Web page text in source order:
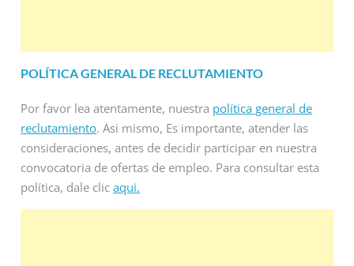
POLÍTICA GENERAL DE RECLUTAMIENTO
Por favor lea atentamente, nuestra política general de
reclutamiento. Asi mismo, Es importante, atender las
consideraciones, antes de decidir participar en nuestra
convocatoria de ofertas de empleo. Para consultar esta
política, dale clicaqui.